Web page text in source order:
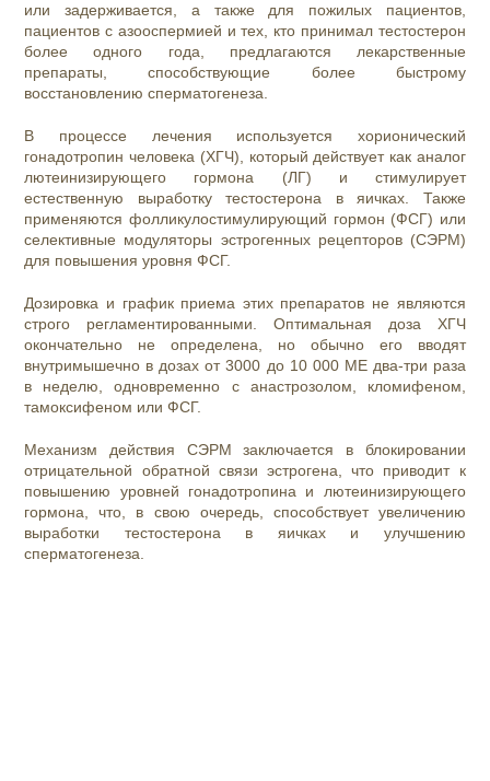
или задерживается, а также для пожилых пациентов,
пациентов с азооспермией и тех, кто принимал тестостерон
более одного года, предлагаются лекарственные
препараты, способствующие более быстрому
восстановлению сперматогенеза.
В процессе лечения используется хорионический
гонадотропин человека (ХГЧ), который действует как аналог
лютеинизирующего гормона (ЛГ) и стимулирует
естественную выработку тестостерона в яичках. Также
применяются фолликулостимулирующий гормон (ФСГ) или
селективные модуляторы эстрогенных рецепторов (СЭРМ)
для повышения уровня ФСГ.
Дозировка и график приема этих препаратов не являются
строго регламентированными. Оптимальная доза ХГЧ
окончательно не определена, но обычно его вводят
внутримышечно в дозах от 3000 до 10 000 МЕ два-три раза
в неделю, одновременно с анастрозолом, кломифеном,
тамоксифеном или ФСГ.
Механизм действия СЭРМ заключается в блокировании
отрицательной обратной связи эстрогена, что приводит к
повышению уровней гонадотропина и лютеинизирующего
гормона, что, в свою очередь, способствует увеличению
выработки тестостерона в яичках и улучшению
сперматогенеза.